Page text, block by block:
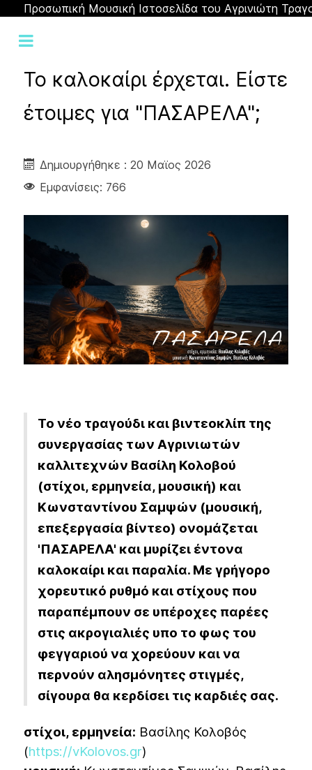
Προσωπική Μουσική Ιστοσελίδα του Αγρινιώτη
Το καλοκαίρι έρχεται. Είστε
έτοιμες για "ΠΑΣΑΡΕΛΑ";
Δημιουργήθηκε : 20 Μαϊος 2026
Εμφανίσεις: 766
Το νέο τραγούδι και βιντεοκλίπ της
συνεργασίας των Αγρινιωτών
καλλιτεχνών Βασίλη Κολοβού
(στίχοι, ερμηνεία, μουσική) και
Κωνσταντίνου Σαμψών (μουσική,
επεξεργασία βίντεο) ονομάζεται
'ΠΑΣΑΡΕΛΑ' και μυρίζει έντονα
καλοκαίρι και παραλία. Με γρήγορο
χορευτικό ρυθμό και στίχους που
παραπέμπουν σε υπέροχες παρέες
στις ακρογιαλιές υπο το φως του
φεγγαριού να χορεύουν και να
περνούν αλησμόνητες στιγμές,
σίγουρα θα κερδίσει τις καρδιές σας.
στίχοι, ερμηνεία: Βασίλης Κολοβός
(https://vKolovos.gr)